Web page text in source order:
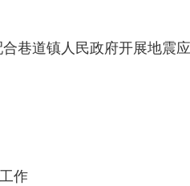
巷道镇人民政府开展地震
作